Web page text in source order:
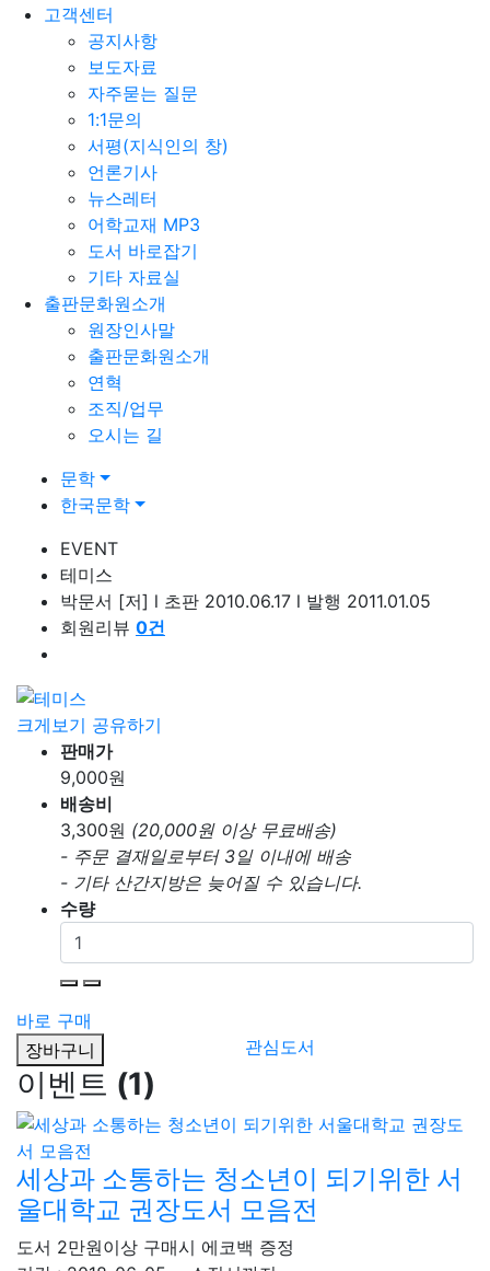
고객센터
공지사항
보도자료
자주묻는 질문
1:1문의
서평(지식인의 창)
언론기사
뉴스레터
어학교재 MP3
도서 바로잡기
기타 자료실
출판문화원소개
원장인사말
출판문화원소개
연혁
조직/업무
오시는 길
문학
한국문학
EVENT
테미스
박문서 [저] l 초판 2010.06.17 l 발행 2011.01.05
회원리뷰 0건
크게보기 공유하기
판매가
9,000원
배송비
3,300원 (20,000원 이상 무료배송)
- 주문 결재일로부터 3일 이내에 배송
- 기타 산간지방은 늦어질 수 있습니다.
수량
바로 구매
장바구니
관심도서
이벤트 (1)
세상과 소통하는 청소년이 되기위한 서
울대학교 권장도서 모음전
도서 2만원이상 구매시 에코백 증정